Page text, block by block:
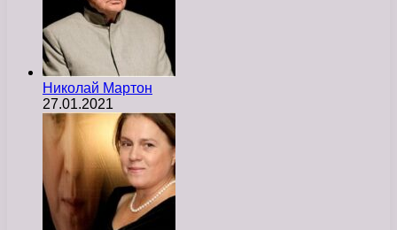
Николай Мартон
27.01.2021